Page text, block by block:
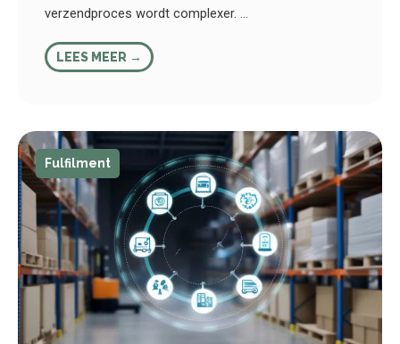
verzendproces wordt complexer. ...
LEES MEER →
Fulfilment